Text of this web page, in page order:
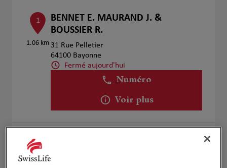
1
1.06 km
BENNET E. MAURAND J. &
BOUSSIER R.
31 Rue Pelletier
64100 Bayonne
Fermé aujourd'hui
Numéro
Voir plus
2